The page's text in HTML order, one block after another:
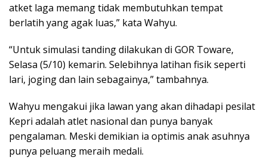
atket laga memang tidak membutuhkan tempat
berlatih yang agak luas,” kata Wahyu.
“Untuk simulasi tanding dilakukan di GOR Toware,
Selasa (5/10) kemarin. Selebihnya latihan fisik seperti
lari, joging dan lain sebagainya,” tambahnya.
Wahyu mengakui jika lawan yang akan dihadapi pesilat
Kepri adalah atlet nasional dan punya banyak
pengalaman. Meski demikian ia optimis anak asuhnya
punya peluang meraih medali.